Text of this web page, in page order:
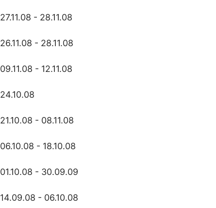
27.11.08 - 28.11.08
26.11.08 - 28.11.08
09.11.08 - 12.11.08
24.10.08
21.10.08 - 08.11.08
06.10.08 - 18.10.08
01.10.08 - 30.09.09
14.09.08 - 06.10.08